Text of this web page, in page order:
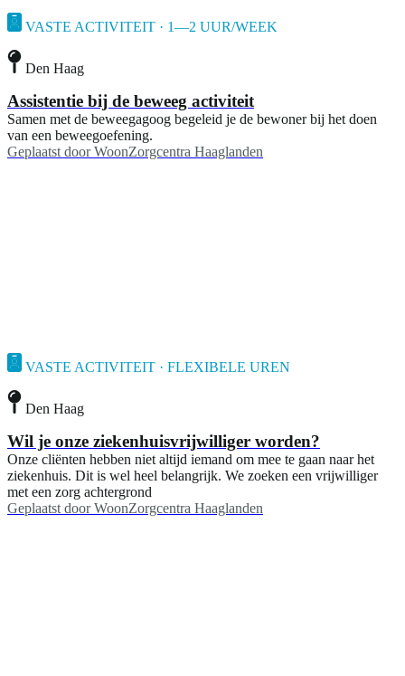
VASTE ACTIVITEIT · 1—2 UUR/WEEK
Den Haag
Assistentie bij de beweeg activiteit
Samen met de beweegagoog begeleid je de bewoner bij het doen
van een beweegoefening.
Geplaatst door WoonZorgcentra Haaglanden
VASTE ACTIVITEIT · FLEXIBELE UREN
Den Haag
Wil je onze ziekenhuisvrijwilliger worden?
Onze cliënten hebben niet altijd iemand om mee te gaan naar het
ziekenhuis. Dit is wel heel belangrijk. We zoeken een vrijwilliger
met een zorg achtergrond
Geplaatst door WoonZorgcentra Haaglanden